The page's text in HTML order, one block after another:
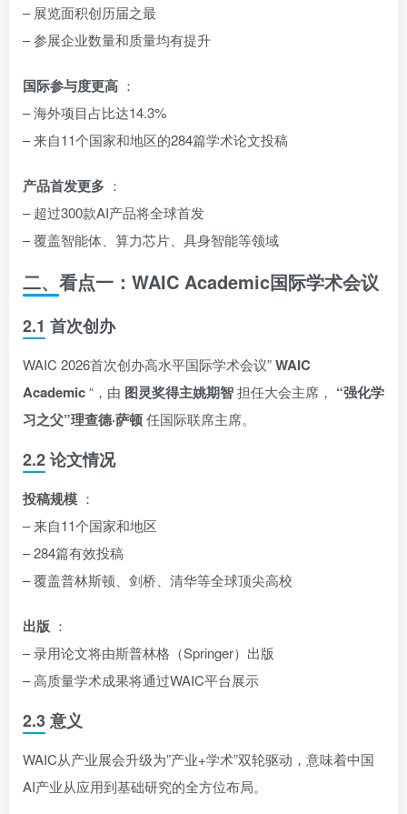
– 展览面积创历届之最
– 参展企业数量和质量均有提升
国际参与度更高 ：
– 海外项目占比达14.3%
– 来自11个国家和地区的284篇学术论文投稿
产品首发更多 ：
– 超过300款AI产品将全球首发
– 覆盖智能体、算力芯片、具身智能等领域
二、看点一：WAIC Academic国际学术会议
2.1 首次创办
WAIC 2026首次创办高水平国际学术会议”WAIC
Academic“，由 图灵奖得主姚期智担任大会主席， “强化学
习之父”理查德·萨顿任国际联席主席。
2.2 论文情况
投稿规模 ：
– 来自11个国家和地区
– 284篇有效投稿
– 覆盖普林斯顿、剑桥、清华等全球顶尖高校
出版 ：
– 录用论文将由斯普林格（Springer）出版
– 高质量学术成果将通过WAIC平台展示
2.3 意义
WAIC从产业展会升级为”产业+学术”双轮驱动，意味着中国
AI产业从应用到基础研究的全方位布局。